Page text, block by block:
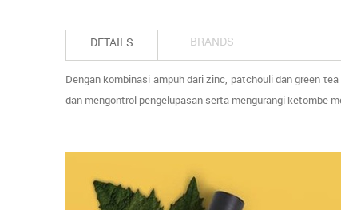
DETAILS BRANDS
Dengan kombinasi ampuh dari zinc, patchouli dan green
dan mengontrol pengelupasan serta mengurangi ketombe